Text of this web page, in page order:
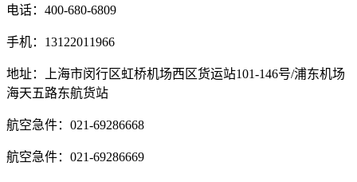
电话：400-680-6809
手机：13122011966
地址：上海市闵行区虹桥机场西区货运站101-146号/浦东机场
海天五路东航货站
航空急件：021-69286668
航空急件：021-69286669